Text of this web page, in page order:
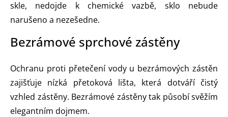
skle, nedojde k chemické vazbě, sklo nebude
narušeno a nezešedne.
Bezrámové sprchové zástěny
Ochranu proti přetečení vody u bezrámových zástěn
zajišťuje nízká přetoková lišta, která dotváří čistý
vzhled zástěny. Bezrámové zástěny tak působí svěžím
elegantním dojmem.